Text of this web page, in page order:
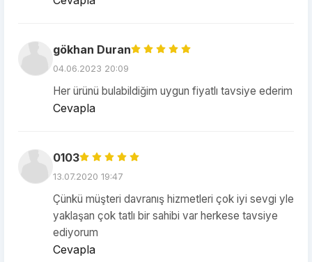
gökhan Duran
04.06.2023 20:09
Her ürünü bulabildiğim uygun fiyatlı tavsiye ederim
Cevapla
0103
13.07.2020 19:47
Çünkü müşteri davranış hizmetleri çok iyi sevgi yle
yaklaşan çok tatlı bir sahibi var herkese tavsiye
ediyorum
Cevapla